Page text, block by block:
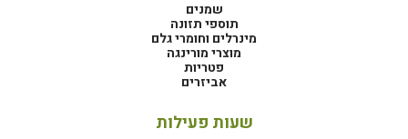
שמנים
תוספי תזונה
מינרלים וחומרי גלם
מוצרי מורינגה
פטריות
אביזרים
שעות פעילות